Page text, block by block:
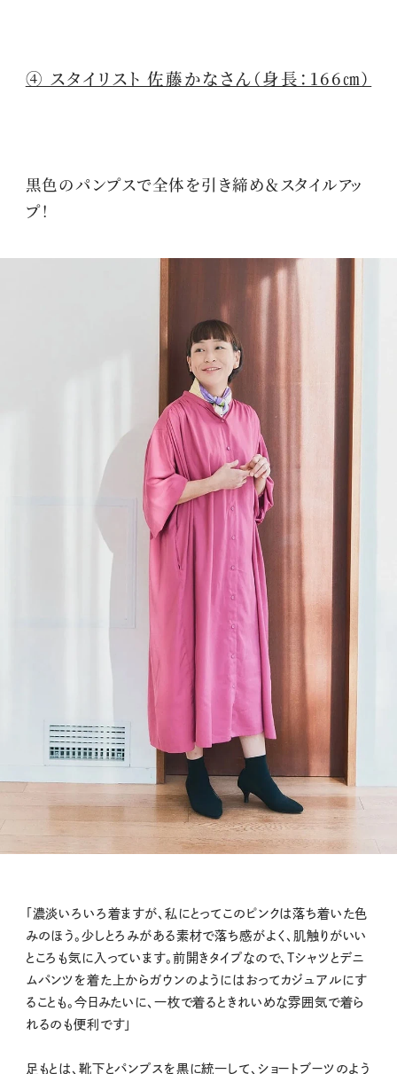
④ スタイリスト 佐藤かなさん（身長：166㎝）
黒色のパンプスで全体を引き締め＆スタイルアッ
プ！
「濃淡いろいろ着ますが、私にとってこのピンクは落ち着いた色
みのほう。少しとろみがある素材で落ち感がよく、肌触りがいい
ところも気に入っています。前開きタイプなので、Tシャツとデニ
ムパンツを着た上からガウンのようにはおってカジュアルにす
ることも。今日みたいに、一枚で着るときれいめな雰囲気で着ら
れるのも便利です」
足もとは、靴下とパンプスを黒に統一して、ショートブーツのよう